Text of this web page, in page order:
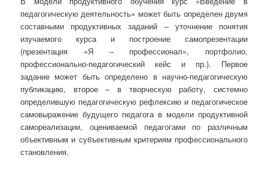
педагогическую деятельность» может быть определен двумя
составными продуктивных заданий – уточнение понятия
изучаемого курса и построение самопрезентации
(презентация «Я – профессионал», портфолио,
профессионально-педагогический кейс и пр.). Первое
задание может быть определено в научно-педагогическую
публикацию, второе – в творческую работу, системно
определившую педагогическую рефлексию и педагогическое
самовыражение будущего педагога в модели продуктивной
самореализации, оцениваемой педагогами по различным
объективным и субъективным критериям профессионального
становления.